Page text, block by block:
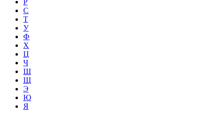
Р
С
Т
У
Ф
Х
Ц
Ч
Ш
Щ
Э
Ю
Я